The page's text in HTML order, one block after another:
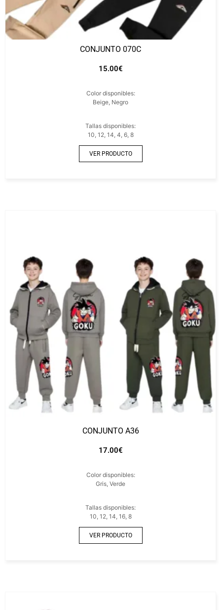
CONJUNTO 070C
15.00€
Color disponibles:
Beige, Negro
Tallas disponibles:
10, 12, 14, 4, 6, 8
VER PRODUCTO
CONJUNTO A36
17.00€
Color disponibles:
Gris, Verde
Tallas disponibles:
10, 12, 14, 16, 8
VER PRODUCTO